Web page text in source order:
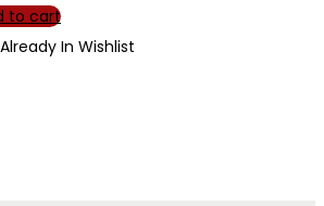
to cart
Already In Wishlist